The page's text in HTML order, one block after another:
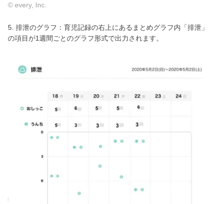
© every, Inc.
5. 排泄のグラフ：育児記録の右上にあるまとめグラフ内「排泄」
の項目が1週間ごとのグラフ形式で出力されます。